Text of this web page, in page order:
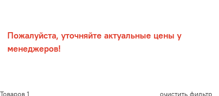
Пожалуйста, уточняйте актуальные цены у
менеджеров!